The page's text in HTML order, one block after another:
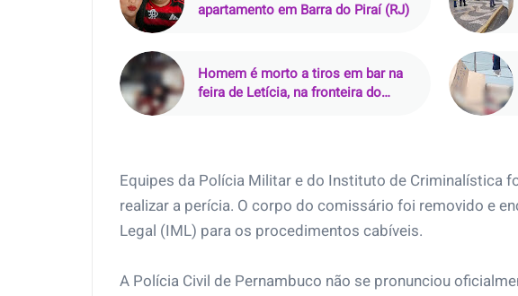
apartamento em Barra do Piraí (RJ)
Homem é morto a tiros em bar na
feira de Letícia, na fronteira do
Equipes da Polícia Militar e do Instituto de Criminalística
realizar a perícia. O corpo do comissário foi removido e
Legal (IML) para os procedimentos cabíveis.
A Polícia Civil de Pernambuco não se pronunciou